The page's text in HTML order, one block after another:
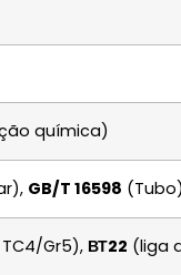
química)
GB/T 16598 (Tubo)
Gr5), ВТ22 (liga